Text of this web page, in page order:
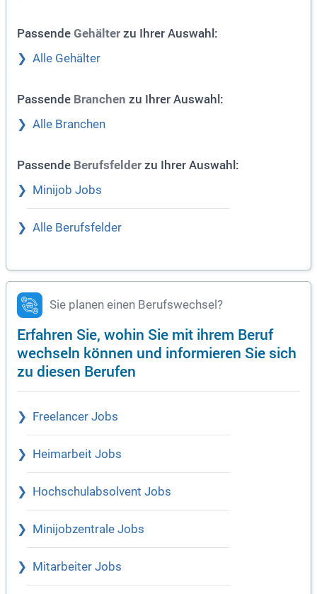
Passende Gehälter zu Ihrer Auswahl:
Alle Gehälter
Passende Branchen zu Ihrer Auswahl:
Alle Branchen
Passende Berufsfelder zu Ihrer Auswahl:
Minijob Jobs
Alle Berufsfelder
Sie planen einen Berufswechsel?
Erfahren Sie, wohin Sie mit ihrem Beruf
wechseln können und informieren Sie sich
zu diesen Berufen
Freelancer Jobs
Heimarbeit Jobs
Hochschulabsolvent Jobs
Minijobzentrale Jobs
Mitarbeiter Jobs